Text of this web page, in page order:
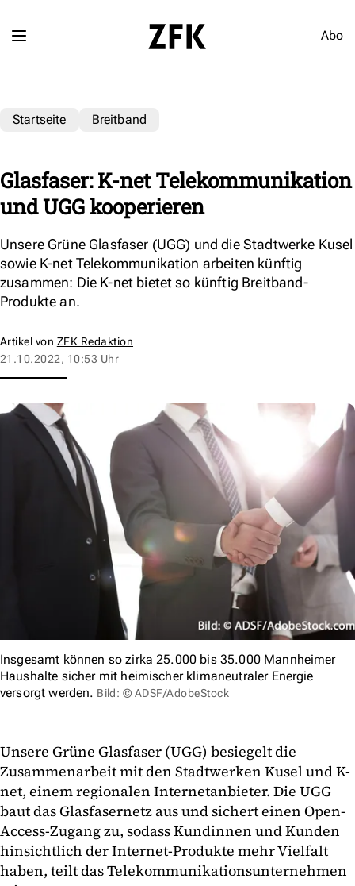
Abo
Startseite Breitband
Glasfaser: K-net Telekommunikation
und UGG kooperieren
Unsere Grüne Glasfaser (UGG) und die Stadtwerke Kusel
sowie K-net Telekommunikation arbeiten künftig
zusammen: Die K-net bietet so künftig Breitband-
Produkte an.
Artikel von ZFK Redaktion
21.10.2022, 10:53 Uhr
Insgesamt können so zirka 25.000 bis 35.000 Mannheimer
Haushalte sicher mit heimischer klimaneutraler Energie
versorgt werden. Bild: © ADSF/AdobeStock
Unsere Grüne Glasfaser (UGG) besiegelt die
Zusammenarbeit mit den Stadtwerken Kusel und K-
net, einem regionalen Internetanbieter. Die UGG
baut das Glasfasernetz aus und sichert einen Open-
Access-Zugang zu, sodass Kundinnen und Kunden
hinsichtlich der Internet-Produkte mehr Vielfalt
haben, teilt das Telekommunikationsunternehmen